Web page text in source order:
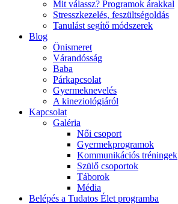
Mit válassz? Programok árakkal
Stresszkezelés, feszültségoldás
Tanulást segítő módszerek
Blog
Önismeret
Várandósság
Baba
Párkapcsolat
Gyermeknevelés
A kineziológiáról
Kapcsolat
Galéria
Női csoport
Gyermekprogramok
Kommunikációs tréningek
Szülő csoportok
Táborok
Média
Belépés a Tudatos Élet programba